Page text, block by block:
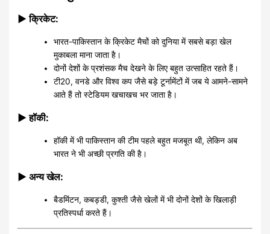
▶ क्रिकेट:
भारत-पाकिस्तान के क्रिकेट मैचों को दुनिया में सबसे बड़ा खेल
मुकाबला माना जाता है।
दोनों देशों के प्रशंसक मैच देखने के लिए बहुत उत्साहित रहते हैं।
टी20, वनडे और विश्व कप जैसे बड़े टूर्नामेंटों में जब ये आमने-सामने
आते हैं तो स्टेडियम खचाखच भर जाता है।
▶ हॉकी:
हॉकी में भी पाकिस्तान की टीम पहले बहुत मजबूत थी, लेकिन अब
भारत ने भी अच्छी प्रगति की है।
▶ अन्य खेल:
बैडमिंटन, कबड्डी, कुश्ती जैसे खेलों में भी दोनों देशों के खिलाड़ी
प्रतिस्पर्धा करते हैं।